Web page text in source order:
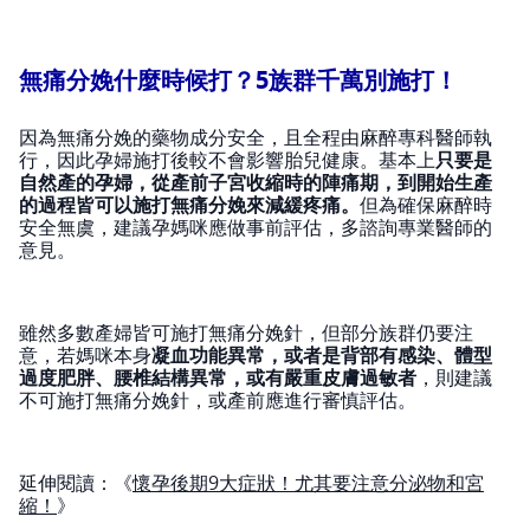
無痛分娩什麼時候打？5族群千萬別施打！
因為無痛分娩的藥物成分安全，且全程由麻醉專科醫師執
行，因此孕婦施打後較不會影響胎兒健康。基本上只要是
自然產的孕婦，從產前子宮收縮時的陣痛期，到開始生產
的過程皆可以施打無痛分娩來減緩疼痛。 但為確保麻醉時
安全無虞，建議孕媽咪應做事前評估，多諮詢專業醫師的
意見。
雖然多數產婦皆可施打無痛分娩針，但部分族群仍要注
意，若媽咪本身凝血功能異常，或者是背部有感染、體型
過度肥胖、腰椎結構異常，或有嚴重皮膚過敏者 ，則建議
不可施打無痛分娩針，或產前應進行審慎評估。
延伸閱讀：《懷孕後期9大症狀！尤其要注意分泌物和宮
縮！ 》